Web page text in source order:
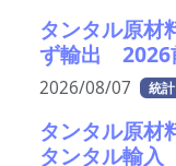
タンタル原材
ず輸出 2026
2026/08/07 統計
タンタル原
タンタル輸